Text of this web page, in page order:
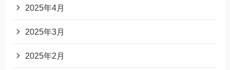
2025年4月
2025年3月
2025年2月